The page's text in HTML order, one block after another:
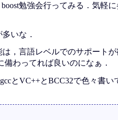
勉強会行ってみる．気軽
いな．
，言語レベルでのサポート
わってれば良いのになぁ．
とVC++とBCC32で色々書